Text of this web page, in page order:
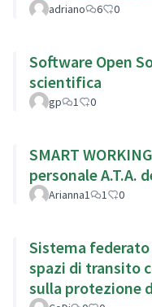
adriano 6 0
Software Open
scientifica
gp 1 0
SMART
personale A.T.A.
Arianna1 1 0
Sistema
spazi di transito
sulla protezione